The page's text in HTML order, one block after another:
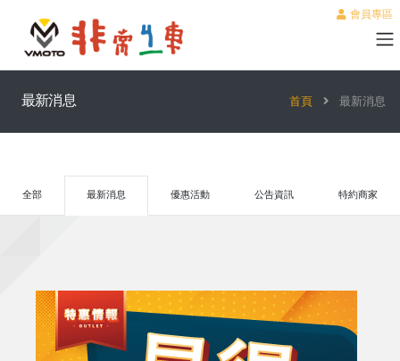
會員專區
最新消息 首頁 最新消息
全部 最新消息 優惠活動 公告資訊 特約商家